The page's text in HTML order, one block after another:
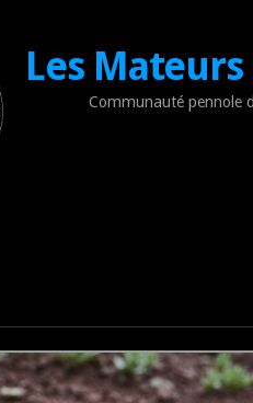
Les
Communauté pennole